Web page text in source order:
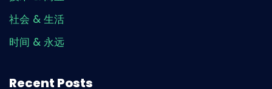
社会 & 生活
时间 & 永远
Recent Posts